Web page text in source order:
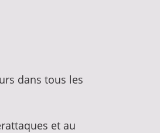
dans tous les
et au